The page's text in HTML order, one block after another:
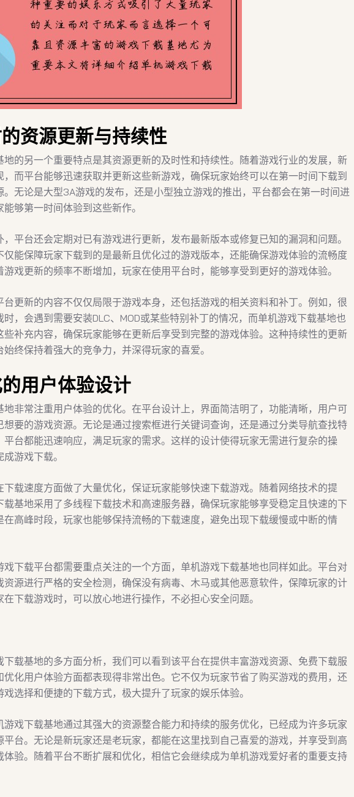
资源更新与持续性
地的另一个重要特点是其资源更新的及时性和持续性。随着游戏行业的发展，新
，而平台能够迅速获取并更新这些新游戏，确保玩家始终可以在第一时间下载到
。无论是大型3A游戏的发布，还是小型独立游戏的推出，平台都会在第一时间进
够第一时间体验到这些新作。
，平台还会定期对已有游戏进行更新，发布最新版本或修复已知的漏洞和问题。
仅能保障玩家下载到的是最新且优化过的游戏版本，还能确保游戏体验的流畅度
戏更新的频率不断增加，玩家在使用平台时，能够享受到更好的游戏体验。
台更新的内容不仅仅局限于游戏本身，还包括游戏的相关资料和补丁。例如，很
时，会遇到需要安装DLC、MOD或某些特别补丁的情况，而单机游戏下载基地也
些补充内容，确保玩家能够在更新后享受到完整的游戏体验。这种持续性的更新
终保持着强大的竞争力，并深得玩家的喜爱。
用户体验设计
地非常注重用户体验的优化。在平台设计上，界面简洁明了，功能清晰，用户可
想要的游戏资源。无论是通过搜索框进行关键词查询，还是通过分类导航查找特
平台都能迅速响应，满足玩家的需求。这样的设计使得玩家无需进行复杂的操
游戏下载。
下载速度方面做了大量优化，保证玩家能够快速下载游戏。随着网络技术的提
载基地采用了多线程下载技术和高速服务器，确保玩家能够享受稳定且快速的下
在高峰时段，玩家也能够保持流畅的下载速度，避免出现下载缓慢或中断的情
戏下载平台都需要重点关注的一个方面，单机游戏下载基地也同样如此。平台对
资源进行严格的安全检测，确保没有病毒、木马或其他恶意软件，保障玩家的计
下载游戏时，可以放心地进行操作，不必担心安全问题。
下载基地的多方面分析，我们可以看到该平台在提供丰富游戏资源、免费下载服
优化用户体验方面都表现得非常出色。它不仅为玩家节省了购买游戏的费用，还
选择和便捷的下载方式，极大提升了玩家的娱乐体验。
游戏下载基地通过其强大的资源整合能力和持续的服务优化，已经成为许多玩家
平台。无论是新玩家还是老玩家，都能在这里找到自己喜爱的游戏，并享受到高
体验。随着平台不断扩展和优化，相信它会继续成为单机游戏爱好者的重要支持